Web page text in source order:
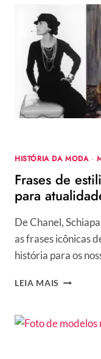
SEMANA
DE
DE
MILÃO:
AS
DA
HISTÓRIA DA MODA·
Frases de
para
De Chanel,
as frases icônicas
história para os
LEIA MAIS FRASES
FAMOSAS